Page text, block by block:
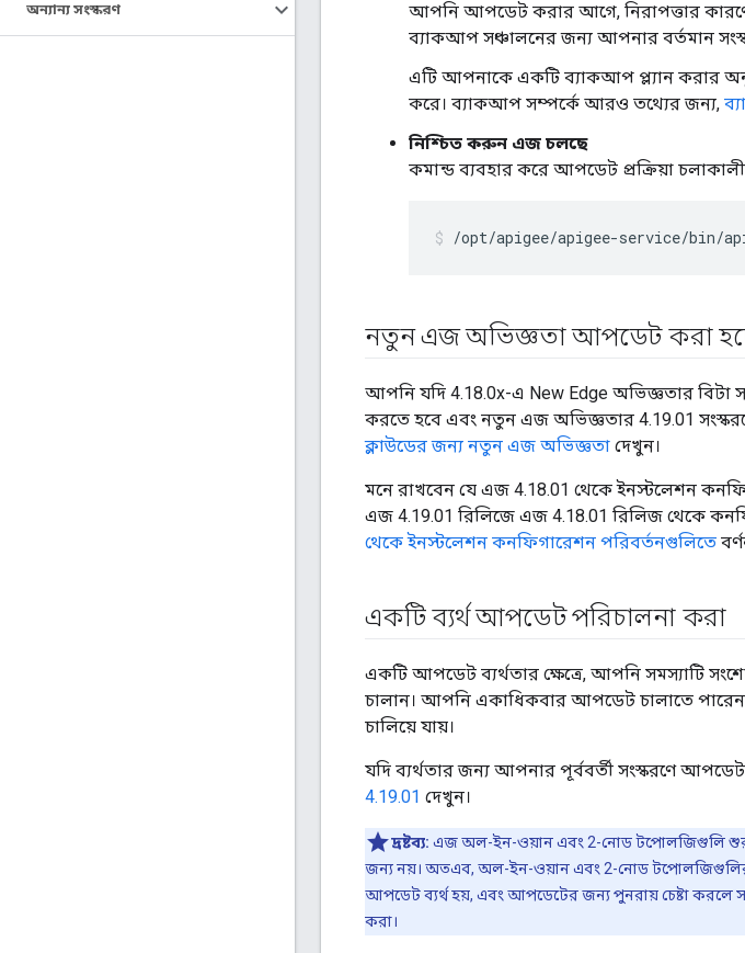
অন্যান্য সংস্করণ
আপনি আপডেট করার আগে, নিরাপত্তার
ব্যাকআপ সঞ্চালনের জন্য আপনার বর্তমান
এটি আপনাকে একটি ব্যাকআপ প্ল্যান করার
করে। ব্যাকআপ সম্পর্কে আরও তথ্যের জন্য,
নিশ্চিত করুন এজ চলছে
কমান্ড ব্যবহার করে আপডেট প্রক্রিয়া
/opt/apigee/apigee-service/bin/
নতুন এজ অভিজ্ঞতা আপডেট করা
আপনি যদি 4.18.0x-এ New Edge অভিজ্ঞতার
করতে হবে এবং নতুন এজ অভিজ্ঞতার 4.19.01
ক্লাউডের জন্য নতুন এজ অভিজ্ঞতা দেখুন।
মনে রাখবেন যে এজ 4.18.01 থেকে ইনস্টলেশন
এজ 4.19.01 রিলিজে এজ 4.18.01 রিলিজ থেকে
থেকে ইনস্টলেশন কনফিগারেশন পরিবর্তনগুলিতে
একটি ব্যর্থ আপডেট পরিচালনা করা
একটি আপডেট ব্যর্থতার ক্ষেত্রে, আপনি সমস্যাটি
চালান। আপনি একাধিকবার আপডেট চালাতে
চালিয়ে যায়।
যদি ব্যর্থতার জন্য আপনার পূর্ববর্তী সংস্করণে
4.19.01 দেখুন।
দ্রষ্টব্য: এজ অল-ইন-ওয়ান এবং 2-নোড টপোলজিগুলি শুরু
জন্য নয়। অতএব, অল-ইন-ওয়ান এবং 2-নোড টপোলজিগুলির
আপডেট ব্যর্থ হয়, এবং আপডেটের জন্য পুনরায় চেষ্টা করলে
করা।